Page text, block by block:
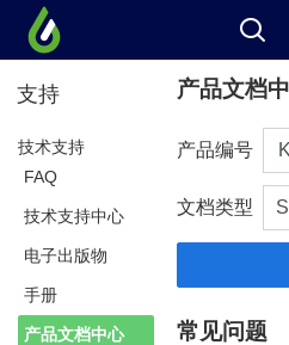
支持
技术支持
FAQ
技术支持中心
电子出版物
手册
产品文档中心
产品文档
产品编号
文档类型
常见问题